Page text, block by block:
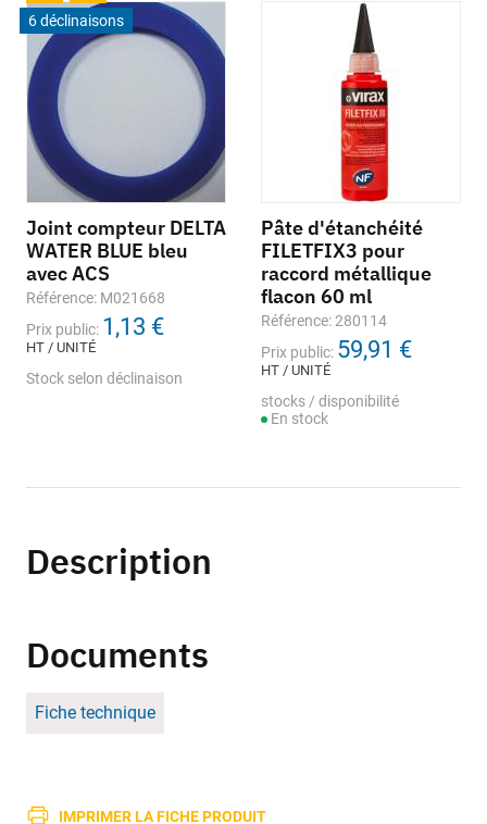
6 déclinaisons
Joint compteur DELTA
WATER BLUE bleu
avec ACS
Référence: M021668
Prix public: 1,13 €
HT / UNITÉ
Stock selon déclinaison
Pâte d'étanchéité
FILETFIX3 pour
raccord métallique
flacon 60 ml
Référence: 280114
Prix public: 59,91 €
HT / UNITÉ
stocks / disponibilité
En stock
Description
Documents
Fiche technique
IMPRIMER LA FICHE PRODUIT